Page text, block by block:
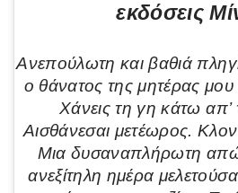
εκδόσεις
Ανεπούλωτη και βαθιά
ο θάνατος της μητέρας μου
Χάνεις τη γη κάτω απ’
Αισθάνεσαι μετέωρος.
Μια δυσαναπλήρωτη
ανεξίτηλη ημέρα